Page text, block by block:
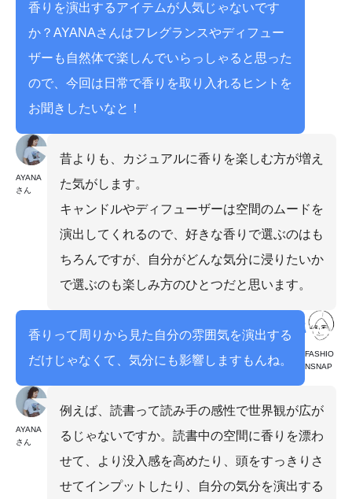
香りを演出するアイテムが人気じゃないです
か？AYANAさんはフレグランスやディフュー
ザーも自然体で楽しんでいらっしゃると思った
ので、今回は日常で香りを取り入れるヒントを
お聞きしたいなと！
AYANA
さん
昔よりも、カジュアルに香りを楽しむ方が増え
た気がします。
キャンドルやディフューザーは空間のムードを
演出してくれるので、好きな香りで選ぶのはも
ちろんですが、自分がどんな気分に浸りたいか
で選ぶのも楽しみ方のひとつだと思います。
香りって周りから見た自分の雰囲気を演出する
だけじゃなくて、気分にも影響しますもんね。
FASHIO
NSNAP
AYANA
さん
例えば、読書って読み手の感性で世界観が広が
るじゃないですか。読書中の空間に香りを漂わ
せて、より没入感を高めたり、頭をすっきりさ
せてインプットしたり、自分の気分を演出する